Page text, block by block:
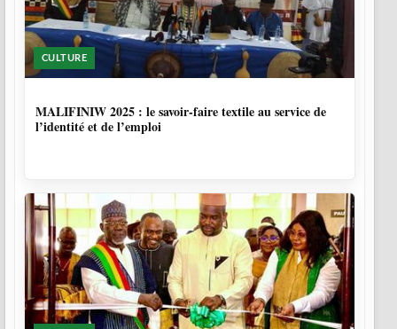
CULTURE
MALIFINIW 2025 : le savoir-faire textile au service de
l’identité et de l’emploi